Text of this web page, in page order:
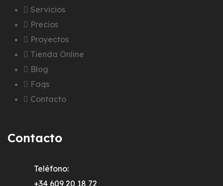
Servicios
Precios
Proyectos
Tienda Online
Blog
Faqs
Contacto
Contacto
Teléfono:
+34 609 20 18 72